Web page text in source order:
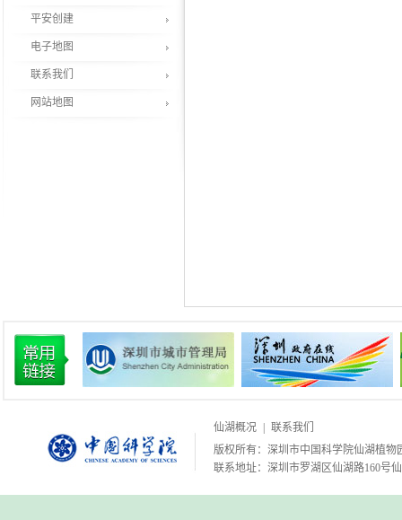
平安创建
电子地图
联系我们
网站地图
仙湖概况
联系我们
版权所有：深圳市中国科学院仙湖植物
联系地址：深圳市罗湖区仙湖路160号